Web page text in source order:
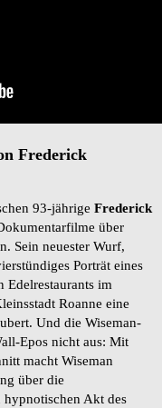
Frederick
93-jährige Frederick
über
Sein neuester Wurf,
Porträt eines
Edelrestaurants im
Roanne eine
Und die Wiseman-
Epos nicht aus: Mit
macht Wiseman
über die
hypnotischen Akt des